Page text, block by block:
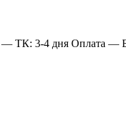
— ТК: 3-4 дня Оплата —